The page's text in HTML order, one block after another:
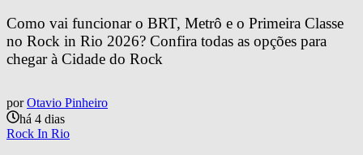
Como vai funcionar o BRT, Metrô e o Primeira Classe
no Rock in Rio 2026? Confira todas as opções para
chegar à Cidade do Rock
por Otavio Pinheiro
há 4 dias
Rock In Rio